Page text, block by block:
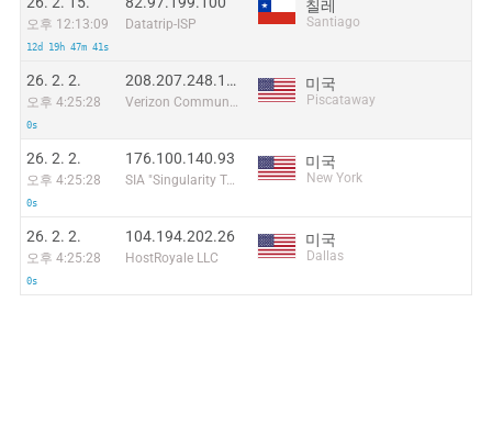
오후 12:13:09
12d 19h 47m 41s
Datatrip-ISP
칠레
Santiago
26. 2. 2.
오후 4:25:28
0s
208.207.248.130
Verizon Communications
미국
Piscataway
26. 2. 2.
오후 4:25:28
0s
176.100.140.93
SIA "Singularity Telecom"
미국
New York
26. 2. 2.
오후 4:25:28
0s
104.194.202.26
HostRoyale LLC
미국
Dallas